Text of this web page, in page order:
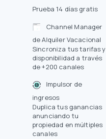
Prueba 14 días gratis
Channel Manager
de Alquiler Vacacional
Sincroniza tus tarifas y
disponibilidad a través
de +200 canales
Impulsor de
ingresos
Duplica tus ganancias
anunciando tu
propiedad en múltiples
canales